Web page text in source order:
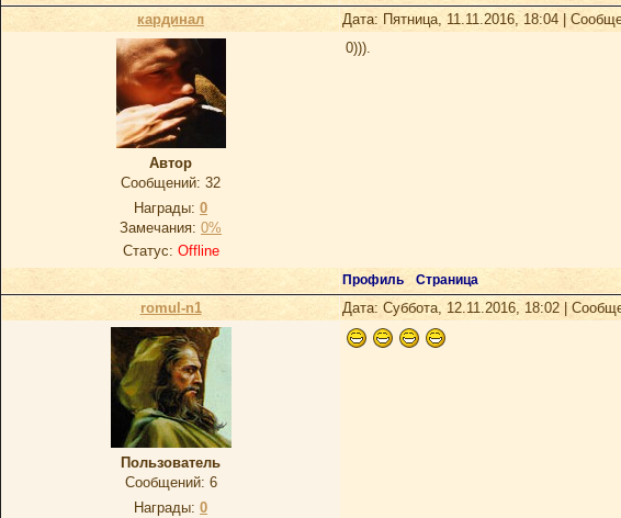
кардинал Дата: Пятница, 11.11.2016, 18:04 |
Автор
Сообщений: 32
Награды: 0
Замечания: 0%
Статус: Offline
0))).
Профиль Страница
romul-n1 Дата: Суббота, 12.11.2016, 18:02 |
Пользователь
Сообщений: 6
Награды: 0